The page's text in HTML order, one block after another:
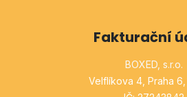
Fakturační
BOXED, s.r.o.
Velflíkova 4, Praha